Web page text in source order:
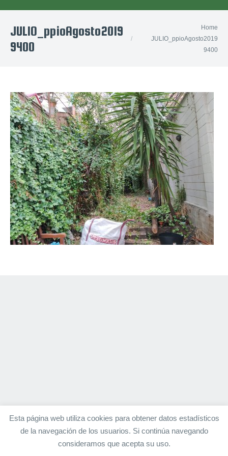
JULIO_ppioAgosto2019
9400
Home
JULIO_ppioAgosto2019
9400
Esta página web utiliza cookies para obtener datos estadísticos
de la navegación de los usuarios. Si continúa navegando
consideramos que acepta su uso.